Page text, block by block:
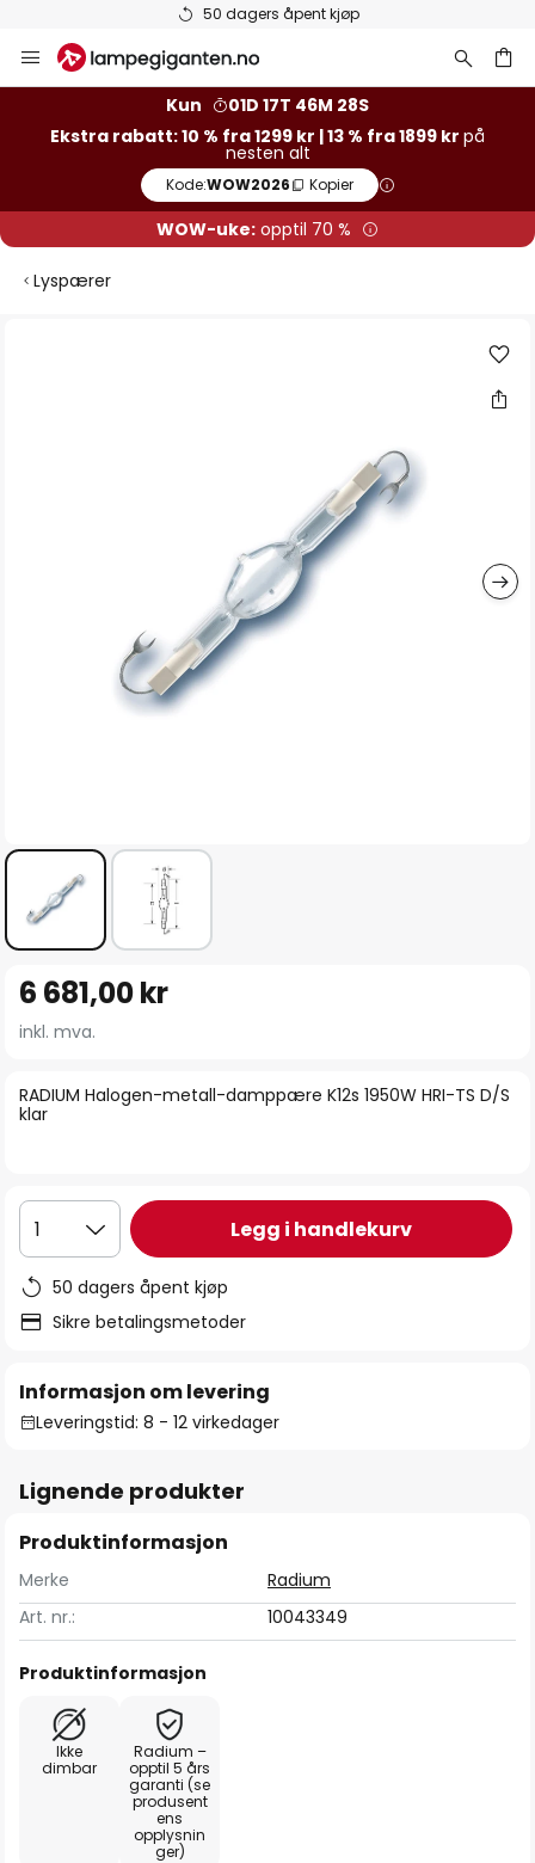
50 dagers åpent kjøp
Hopp
til
Kun
01D 17T 46M 28S
Ekstra rabatt: 10 % fra 1299 kr | 13 % fra 1899 kr på
nesten alt
Kode:WOW2026 Kopier
WOW-uke: opptil 70 %
Lyspærer
begynnelsen
bildegalleri
RADIUM Halogen-metall-damppære K12s 1950W HRI-TS D/S
klar
6 681,00 kr
inkl. mva.
1 Legg i handlekurv
50 dagers åpent kjøp
Sikre betalingsmetoder
Informasjon om levering
Leveringstid: 8 - 12 virkedager
Lignende produkter
Produktinformasjon
Merke
Radium
Art. nr.:
10043349
Produktinformasjon
Ikke
dimbar
Radium –
opptil 5 års
garanti (se
produsent
ens
opplysnin
ger)